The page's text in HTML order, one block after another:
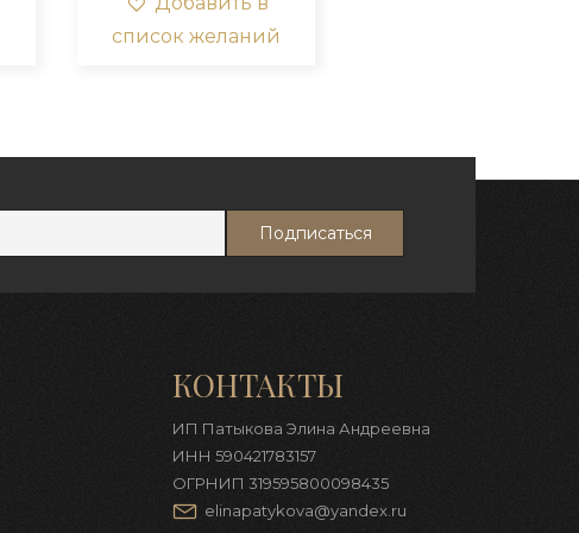
список желаний
КОНТАКТЫ
ИП Патыкова Элина Андреевна
ИНН 590421783157
ОГРНИП 319595800098435
elinapatykova@yandex.ru